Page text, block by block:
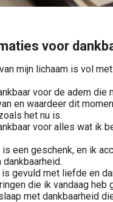
voor
mijn lichaam is vol
voor de adem die
en waardeer dit
het nu is.
voor alles wat ik
is een geschenk, en ik
is gevuld met liefde en
die ik vandaag heb
met dankbaarheid